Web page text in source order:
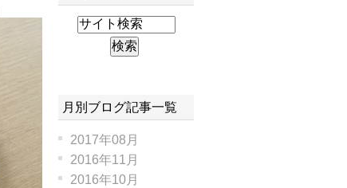
月別ブログ記事一覧
2017年08月
2016年11月
2016年10月